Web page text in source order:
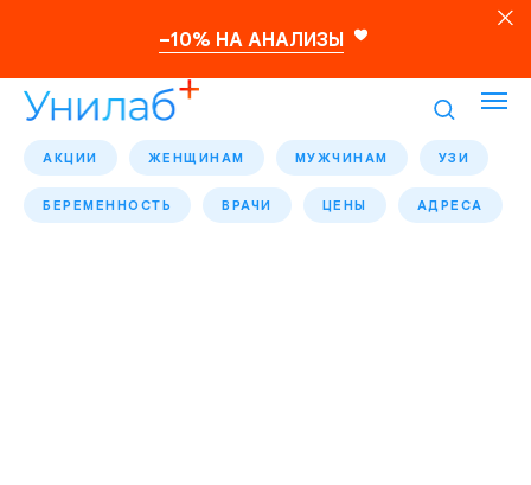
–10% НА АНАЛИЗЫ
АКЦИИ ЖЕНЩИНАМ МУЖЧИНАМ УЗИ
БЕРЕМЕННОСТЬ ВРАЧИ ЦЕНЫ АДРЕСА